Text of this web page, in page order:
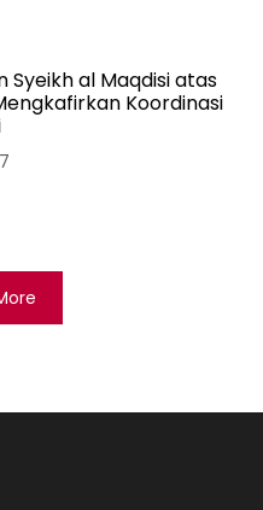
Syeikh al Maqdisi atas
Koordinasi